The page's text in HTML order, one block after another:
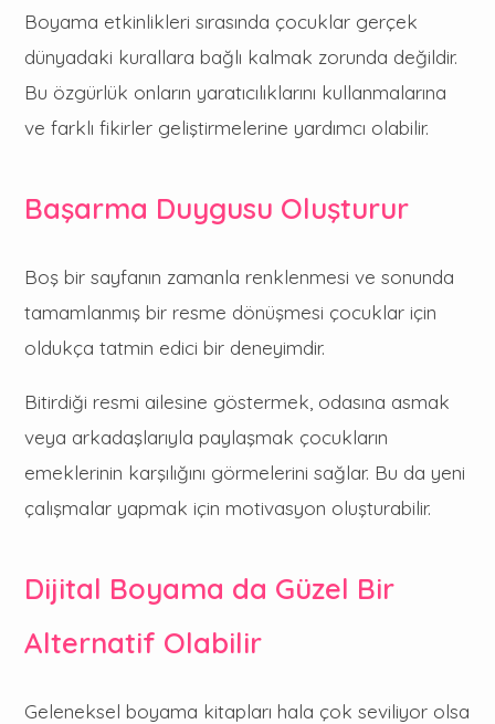
Boyama etkinlikleri sırasında çocuklar gerçek
dünyadaki kurallara bağlı kalmak zorunda değildir.
Bu özgürlük onların yaratıcılıklarını kullanmalarına
ve farklı fikirler geliştirmelerine yardımcı olabilir.
Başarma Duygusu Oluşturur
Boş bir sayfanın zamanla renklenmesi ve sonunda
tamamlanmış bir resme dönüşmesi çocuklar için
oldukça tatmin edici bir deneyimdir.
Bitirdiği resmi ailesine göstermek, odasına asmak
veya arkadaşlarıyla paylaşmak çocukların
emeklerinin karşılığını görmelerini sağlar. Bu da yeni
çalışmalar yapmak için motivasyon oluşturabilir.
Dijital Boyama da Güzel Bir
Alternatif Olabilir
Geleneksel boyama kitapları hala çok seviliyor olsa